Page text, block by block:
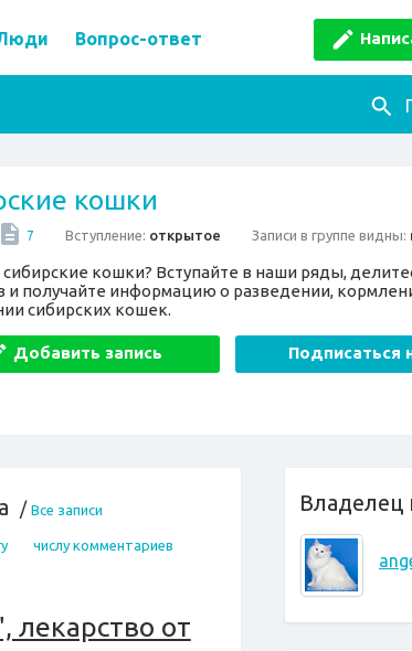
Вопрос-ответ
кошки
7 Вступление: открытое Записи в группе видны:
сибирские кошки? Вступайте в наши ряды,
и получайте информацию о разведении,
сибирских кошек.
Добавить запись Подписаться
Владелец
/ Все записи
числу комментариев
от